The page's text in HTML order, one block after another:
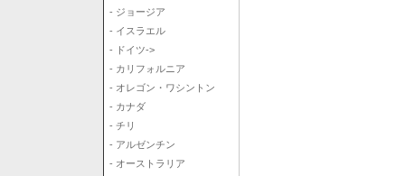
- ジョージア
- イスラエル
- ドイツ->
- カリフォルニア
- オレゴン・ワシントン
- カナダ
- チリ
- アルゼンチン
- オーストラリア